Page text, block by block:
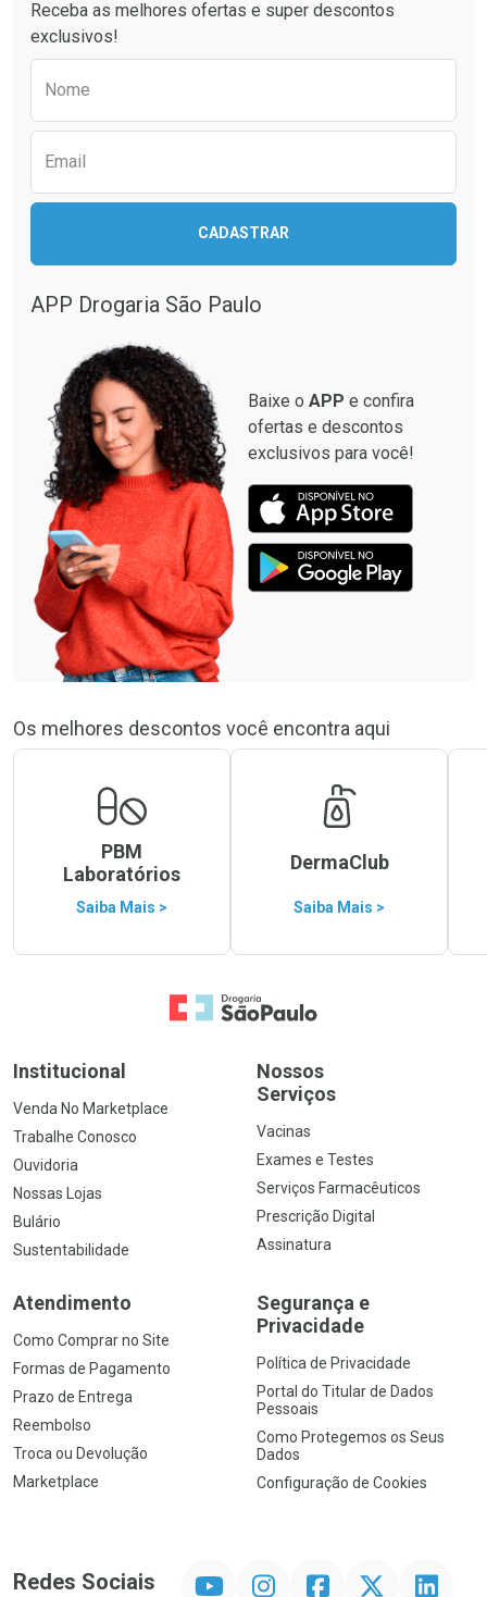
Comprar sem Desconto
Comprar sem Desconto
Por R$ 19,99/cada
Comprar sem Desconto
Comprar sem Desconto
Receba as melhores ofertas e super descontos
exclusivos!
Nome
Email
CADASTRAR
APP Drogaria São Paulo
Baixe o APP e confira
ofertas e descontos
exclusivos para você!
Os melhores descontos você encontra aqui
PBM
Laboratórios
Saiba Mais >
DermaClub
Saiba Mais >
Ir para a Home
Institucional
Venda No Marketplace
Trabalhe Conosco
Ouvidoria
Nossas Lojas
Bulário
Sustentabilidade
Nossos
Serviços
Vacinas
Exames e Testes
Serviços Farmacêuticos
Prescrição Digital
Assinatura
Atendimento
Como Comprar no Site
Formas de Pagamento
Prazo de Entrega
Reembolso
Troca ou Devolução
Marketplace
Segurança e
Privacidade
Política de Privacidade
Portal do Titular de Dados
Pessoais
Como Protegemos os Seus
Dados
Configuração de Cookies
Redes Sociais InstagramFacebookTwitter Linkedin